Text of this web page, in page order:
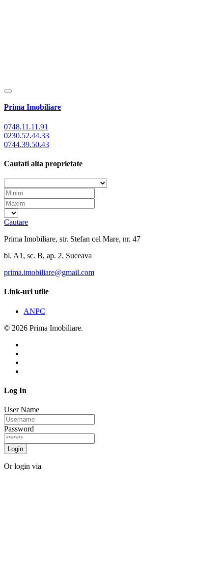
Prima Imobiliare
0748.11.11.91
0230.52.44.33
0744.39.50.43
Cautati alta proprietate
Cautare
Prima Imobiliare, str. Stefan cel Mare, nr. 47
bl. A1, sc. B, ap. 2, Suceava
prima.imobiliare@gmail.com
Link-uri utile
ANPC
© 2026 Prima Imobiliare.
Log In
User Name
Password
Login
Or login via